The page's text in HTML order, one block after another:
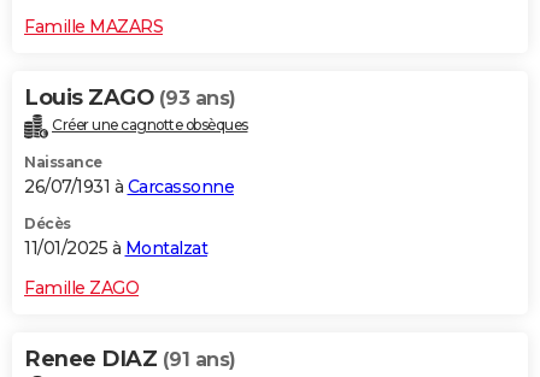
Famille MAZARS
Louis ZAGO (93 ans)
Créer une cagnotte obsèques
Naissance
26/07/1931 à Carcassonne
Décès
11/01/2025 à Montalzat
Famille ZAGO
Renee DIAZ (91 ans)